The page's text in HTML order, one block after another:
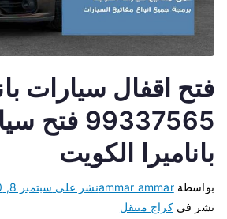
فتح اقفال سيارات
99337565
باناميرا الكويت
بواسطةammar ammarنشر على سبتمبر 8, 2020
نشر فيكراج متنقل